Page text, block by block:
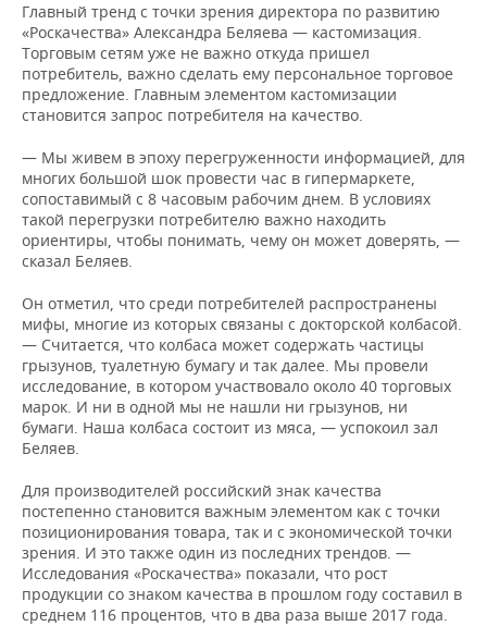
Главный тренд с точки зрения директора по развитию
«Роскачества» Александра Беляева — кастомизация.
Торговым сетям уже не важно откуда пришел
потребитель, важно сделать ему персональное торговое
предложение. Главным элементом кастомизации
становится запрос потребителя на качество.
— Мы живем в эпоху перегруженности информацией, для
многих большой шок провести час в гипермаркете,
сопоставимый с 8 часовым рабочим днем. В условиях
такой перегрузки потребителю важно находить
ориентиры, чтобы понимать, чему он может доверять, —
сказал Беляев.
Он отметил, что среди потребителей распространены
мифы, многие из которых связаны с докторской колбасой.
— Считается, что колбаса может содержать частицы
грызунов, туалетную бумагу и так далее. Мы провели
исследование, в котором участвовало около 40 торговых
марок. И ни в одной мы не нашли ни грызунов, ни
бумаги. Наша колбаса состоит из мяса, — успокоил зал
Беляев.
Для производителей российский знак качества
постепенно становится важным элементом как с точки
позиционирования товара, так и с экономической точки
зрения. И это также один из последних трендов. —
Исследования «Роскачества» показали, что рост
продукции со знаком качества в прошлом году составил в
среднем 116 процентов, что в два раза выше 2017 года.